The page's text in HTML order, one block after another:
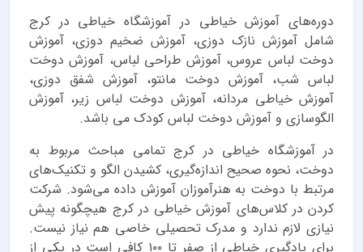
دوره‌های آموزش خیاطی در آموزشگاه خیاطی در کرج
شامل آموزش نازک دوزی، آموزش ضخیم دوزی، آموزش
دوخت لباس عروس، آموزش طراحی لباس، آموزش دوخت
لباس شب، آموزش دوخت مانتو، آموزش شفق دوزی،
آموزش خیاطی مردانه، آموزش دوخت لباس زیر، آموزش
الگوسازی و آموزش دوخت لباس کودک می باشد.
درآموزشگاه خیاطی در کرج تمامی مباحث مربوط به
دوخت، نحوه صحیح اندازه‌گیری، کشیدن الگو و تکنیک‌های
مرتبط با دوخت به هنرآموزان آموزش داده می‌شود. شرکت
کردن در کلاس‌های آموزش خیاطی در کرج هیچگونه پیش
نیازی لازم ندارد و مدرک تحصیلی خاصی هم نیاز نیست.
برای یادگیری خیاطی از صفر تا ۱۰۰ کافی است در یکی از